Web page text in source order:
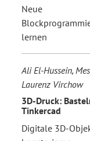
Neue
lernen
Ali El-Hussein,
Laurenz Virchow
3D-Druck:
Tinkercad
Digitale 3D-